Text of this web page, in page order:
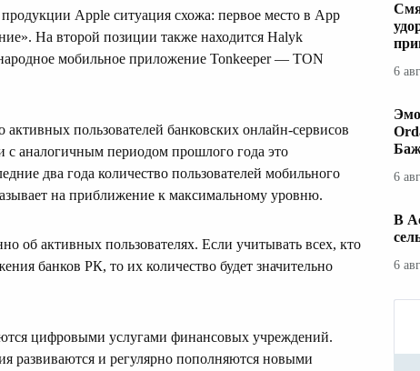
Apple ситуация схожа: первое место в App
На второй позиции также находится Halyk
мобильное приложение Tonkeeper — TON
пользователей банковских онлайн-сервисов
с аналогичным периодом прошлого года это
два года количество пользователей мобильного
на приближение к максимальному уровню.
об активных пользователях. Если учитывать всех, кто
банков РК, то их количество будет значительно
цифровыми услугами финансовых учреждений.
развиваются и регулярно пополняются новыми
6
6
В
6